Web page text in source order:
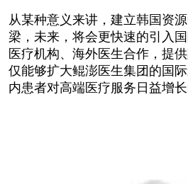
从某种意义来讲，建立韩国资
梁，未来，将会更快速的引入
医疗机构、海外医生合作，提
仅能够扩大鲲澎医生集团的国
内患者对高端医疗服务日益增长